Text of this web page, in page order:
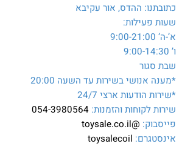
כתובתנו: ההדס, אור עקיבא
שעות פעילות:
א’-ה’ 9:00-21:00
ו’ 9:00-14:30
שבת סגור
*מענה אנושי בשירות עד השעה 20:00
*שירות הודעות ארצי 24/7
שירות לקוחות והזמנות: 054-3980564
פייסבוק: @toysale.co.il
אינסטגרם: toysalecoil